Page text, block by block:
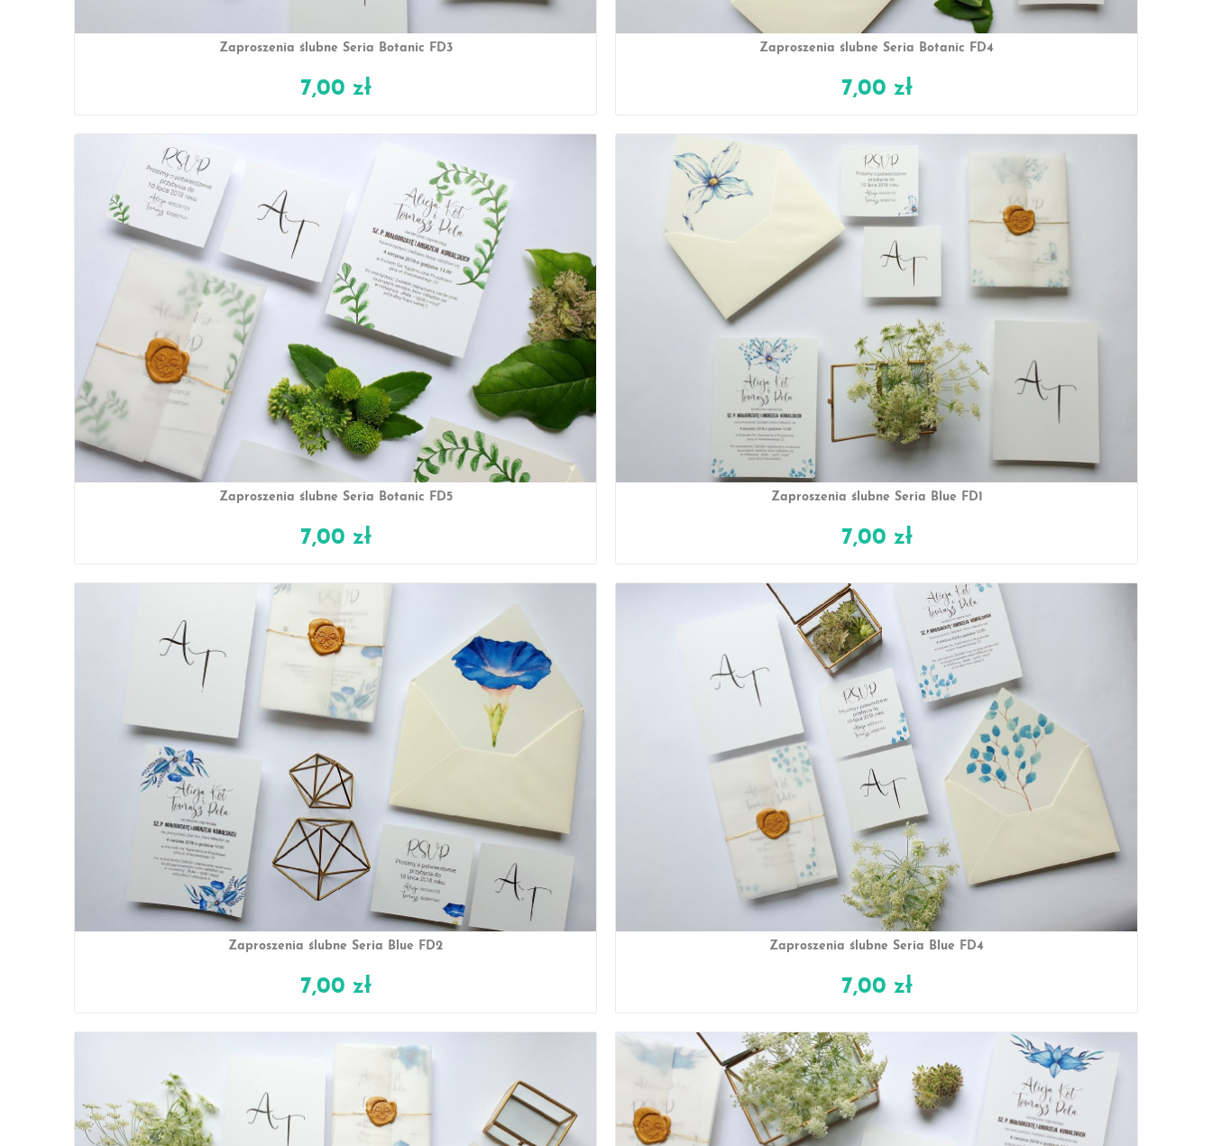
Zaproszenia ślubne Seria Botanic FD3
7,00 zł
Zaproszenia ślubne Seria Botanic FD4
7,00 zł
Zaproszenia ślubne Seria Botanic FD5
7,00 zł
Zaproszenia ślubne Seria Blue FD1
7,00 zł
Zaproszenia ślubne Seria Blue FD2
7,00 zł
Zaproszenia ślubne Seria Blue FD4
7,00 zł